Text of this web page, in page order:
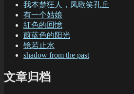
我本楚狂人，凤歌笑孔丘
有一个姑娘
紅色的回憶
蔚蓝色的阳光
镜若止水
shadow from the past
文章归档